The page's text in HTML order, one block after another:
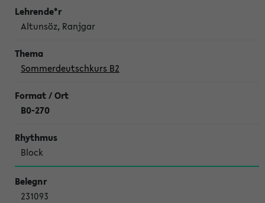
Altunsöz, Ranjgar
Sommerdeutschkurs B2
B0-270
Block
231093